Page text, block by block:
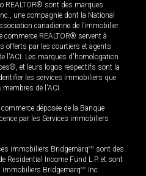
REALTOR® sont des marques
une compagnie dont la National
canadienne de l’immobilier
REALTOR® servent à
offerts par les courtiers et agents
l'ACI. Les marques d'homologation
et leurs logos respectifs sont la
les services immobiliers que
de l'ACI.
déposée de la Banque
par les Services immobiliers
immobiliers BridgemarqMD sont des
Residential Income Fund L.P. et sont
immobiliers BridgemarqMD Inc.